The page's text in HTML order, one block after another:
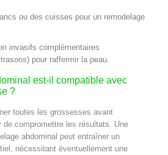
ou des cuisses pour un remodelage
invasifs complémentaires
pour raffermir la peau.
est-il compatible avec
?
toutes les grossesses avant
de compromettre les résultats. Une
abdominal peut entraîner un
nécessitant éventuellement une